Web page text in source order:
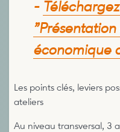
-
économique
Les points clés, leviers
ateliers
Au niveau transversal, 3